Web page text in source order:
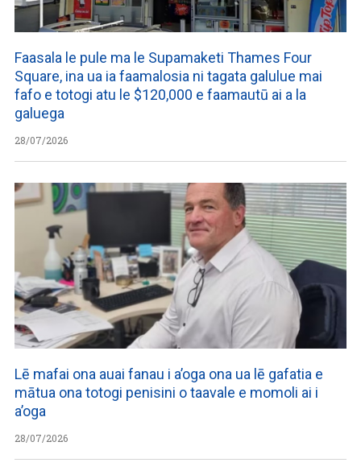
Faasala le pule ma le Supamaketi Thames Four
Square, ina ua ia faamalosia ni tagata galulue mai
fafo e totogi atu le $120,000 e faamautū ai a la
galuega
28/07/2026
Lē mafai ona auai fanau i a’oga ona ua lē gafatia e
mātua ona totogi penisini o taavale e momoli ai i
a’oga
28/07/2026